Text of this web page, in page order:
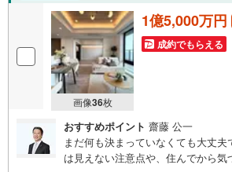
画像36枚
1億5,000万円
成約でもらえる
おすすめポイント 齋藤 公一
まだ何も決まっていなくても大丈
は見えない注意点や、住んでから気